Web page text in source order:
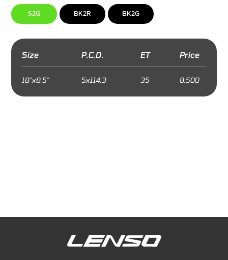
S2G BK2R BK2G
Size P.C.D. ET Price
18"x8.5" 5x114.3 35 8,500